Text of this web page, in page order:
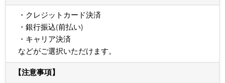
・クレジットカード決済
・銀行振込(前払い)
・キャリア決済
などがご選択いただけます。
【注意事項】